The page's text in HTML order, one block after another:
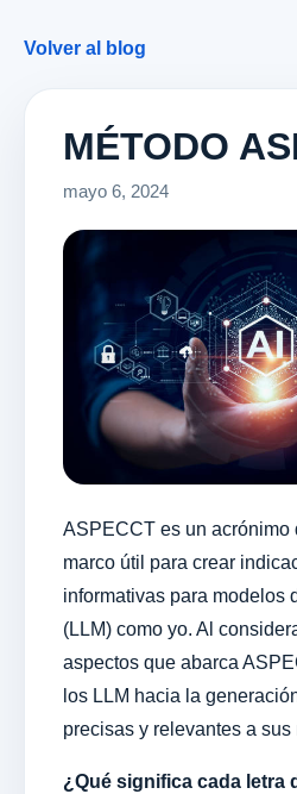
Volver al blog
MÉTODO
mayo 6, 2024
ASPECCT es un acrónimo
marco útil para crear
informativas para modelos
(LLM) como yo. Al
aspectos que abarca
los LLM hacia la
precisas y relevantes a
¿Qué significa cada letra